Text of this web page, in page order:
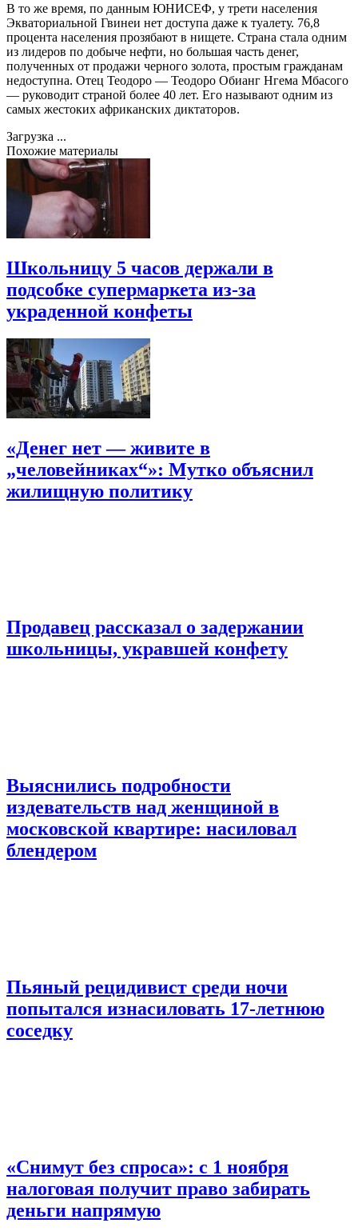
В то же время, по данным ЮНИСЕФ, у трети населения
Экваториальной Гвинеи нет доступа даже к туалету. 76,8
процента населения прозябают в нищете. Страна стала одним
из лидеров по добыче нефти, но большая часть денег,
полученных от продажи черного золота, простым гражданам
недоступна. Отец Теодоро — Теодоро Обианг Нгема Мбасого
— руководит страной более 40 лет. Его называют одним из
самых жестоких африканских диктаторов.
Загрузка ...
Похожие материалы
Школьницу 5 часов держали в
подсобке супермаркета из-за
украденной конфеты
«Денег нет — живите в
„человейниках“»: Мутко объяснил
жилищную политику
Продавец рассказал о задержании
школьницы, укравшей конфету
Выяснились подробности
издевательств над женщиной в
московской квартире: насиловал
блендером
Пьяный рецидивист среди ночи
попытался изнасиловать 17-летнюю
соседку
«Снимут без спроса»: с 1 ноября
налоговая получит право забирать
деньги напрямую